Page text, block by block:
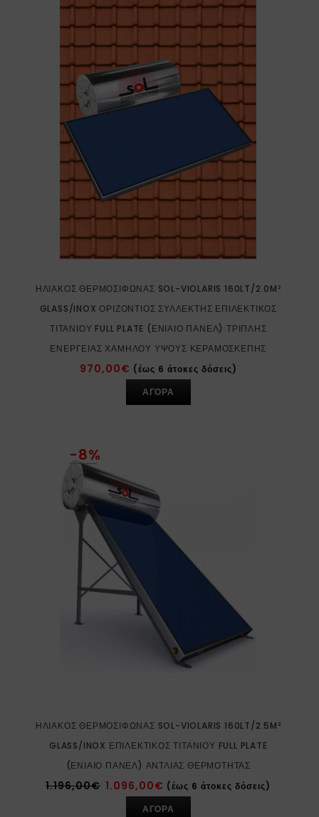
ΗΛΙΑΚΌΣ ΘΕΡΜΟΣΊΦΩΝΑΣ SOL-VIOLARIS 160LT/2.0M²
GLASS/INOX ΟΡΙΖΌΝΤΙΟΣ ΣΥΛΛΈΚΤΗΣ ΕΠΙΛΕΚΤΙΚΌΣ
ΤΙΤΑΝΊΟΥ FULL PLATE (ΕΝΙΑΊΟ ΠΆΝΕΛ) ΤΡΙΠΛΉΣ
ΕΝΈΡΓΕΙΑΣ ΧΑΜΗΛΟΎ ΎΨΟΥΣ ΚΕΡΑΜΟΣΚΕΠΉΣ
970,00€ (έως 6 άτοκες δόσεις)
ΑΓΟΡΑ
-8%
ΗΛΙΑΚΌΣ ΘΕΡΜΟΣΊΦΩΝΑΣ SOL-VIOLARIS 160LT/2.5M²
GLASS/INOX ΕΠΙΛΕΚΤΙΚΌΣ ΤΙΤΑΝΊΟΥ FULL PLATE
(ΕΝΙΑΊΟ ΠΆΝΕΛ) ΑΝΤΛΊΑΣ ΘΕΡΜΌΤΗΤΑΣ
1.196,00€ 1.096,00€ (έως 6 άτοκες δόσεις)
ΑΓΟΡΑ